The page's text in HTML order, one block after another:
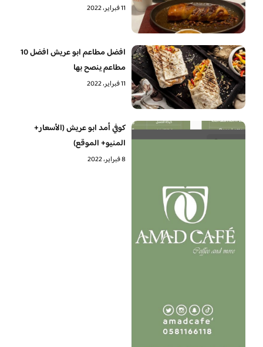
11 فبراير، 2022
افضل مطاعم ابو عريش افضل 10
مطاعم ينصح بها
11 فبراير، 2022
كوفي أمد ابو عريش (الأسعار+
المنيو+ الموقع)
8 فبراير، 2022